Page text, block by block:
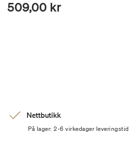
509,00 kr
Nettbutikk
På lager: 2-6 virkedager leveringstid